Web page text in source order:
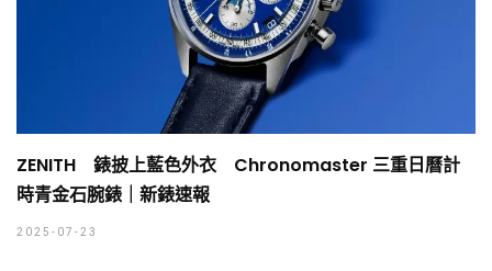
ZENITH 錶披上藍色外衣 Chronomaster 三重日曆計
時青金石腕錶｜新錶速報
2025-07-23